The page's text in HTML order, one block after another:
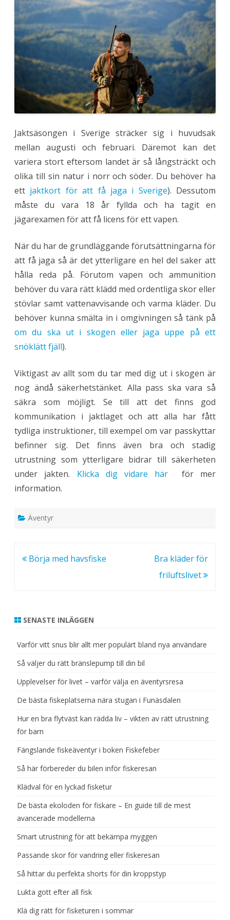
e
u
b
h
ö
v
e
j
a
Jaktsäsongen i Sverige sträcker sig i huvudsak
mellan augusti och februari. Däremot kan det
variera stort eftersom landet är så långsträckt och
olika till sin natur i norr och söder. Du behöver ha
ett jaktkort för att få jaga i Sverige). Dessutom
måste du vara 18 år fyllda och ha tagit en
jägarexamen för att få licens för ett vapen.
När du har de grundläggande förutsättningarna för
att få jaga så är det ytterligare en hel del saker att
hålla reda på. Förutom vapen och ammunition
behöver du vara rätt klädd med ordentliga skor eller
stövlar samt vattenavvisande och varma kläder. Du
behöver kunna smälta in i omgivningen så tänk på
om du ska ut i skogen eller jaga uppe på ett
snöklätt fjäll).
Viktigast av allt som du tar med dig ut i skogen är
nog ändå säkerhetstänket. Alla pass ska vara så
säkra som möjligt. Se till att det finns god
kommunikation i jaktlaget och att alla har fått
tydliga instruktioner, till exempel om var passkyttar
befinner sig. Det finns även bra och stadig
utrustning som ytterligare bidrar till säkerheten
under jakten. Klicka dig vidare här för mer
information.
Äventyr
Inläggsnavigering
Börja med havsfiske
Bra kläder för
friluftslivet
SENASTE INLÄGGEN
Varför vitt snus blir allt mer populärt bland nya användare
Så väljer du rätt bränslepump till din bil
Upplevelser för livet – varför välja en äventyrsresa
De bästa fiskeplatserna nära stugan i Funäsdalen
Hur en bra flytväst kan rädda liv – vikten av rätt utrustning
för barn
Fängslande fiskeäventyr i boken Fiskefeber
Så här förbereder du bilen inför fiskeresan
Klädval för en lyckad fisketur
De bästa ekoloden för fiskare – En guide till de mest
avancerade modellerna
Smart utrustning för att bekämpa myggen
Passande skor för vandring eller fiskeresan
Så hittar du perfekta shorts för din kroppstyp
Lukta gott efter all fisk
Klä dig rätt för fisketuren i sommar